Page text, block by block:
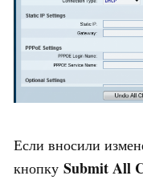
Если вносили
кнопку Submit All